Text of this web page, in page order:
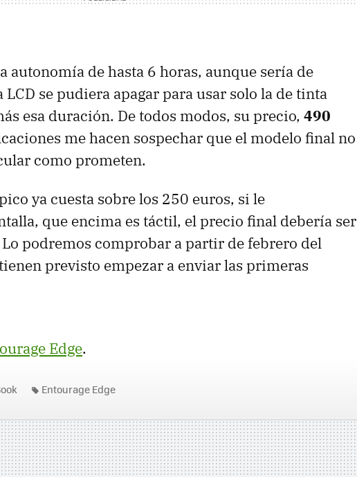
autonomía de hasta 6 horas, aunque sería de
LCD se pudiera apagar para usar solo la de tinta
esa duración. De todos modos, su precio, 490
me hacen sospechar que el modelo final no
como prometen.
ya cuesta sobre los 250 euros, si le
que encima es táctil, el precio final debería ser
Lo podremos comprobar a partir de febrero del
previsto empezar a enviar las primeras
Edge.
Entourage Edge